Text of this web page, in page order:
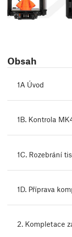
Obsah
1A Úvod
1B. Kontrola
1C. Rozebrání
1D. Příprava
2. Kompletace